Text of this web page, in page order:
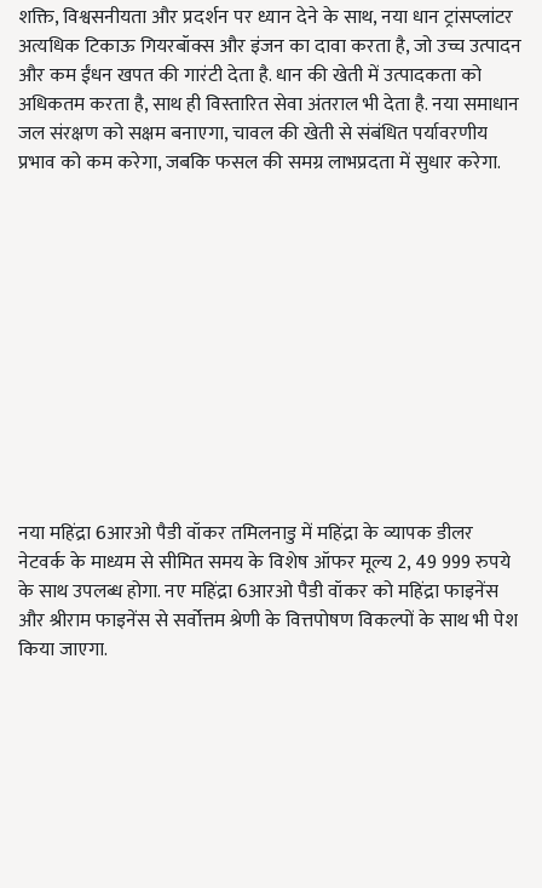
शक्ति, विश्वसनीयता और प्रदर्शन पर ध्यान देने के साथ, नया धान ट्रांसप्लांटर
अत्यधिक टिकाऊ गियरबॉक्स और इंजन का दावा करता है, जो उच्च उत्पादन
और कम ईंधन खपत की गारंटी देता है. धान की खेती में उत्पादकता को
अधिकतम करता है, साथ ही विस्तारित सेवा अंतराल भी देता है. नया समाधान
जल संरक्षण को सक्षम बनाएगा, चावल की खेती से संबंधित पर्यावरणीय
प्रभाव को कम करेगा, जबकि फसल की समग्र लाभप्रदता में सुधार करेगा.
नया महिंद्रा 6आरओ पैडी वॉकर तमिलनाडु में महिंद्रा के व्यापक डीलर
नेटवर्क के माध्यम से सीमित समय के विशेष ऑफर मूल्य 2, 49 999 रुपये
के साथ उपलब्ध होगा. नए महिंद्रा 6आरओ पैडी वॉकर को महिंद्रा फाइनेंस
और श्रीराम फाइनेंस से सर्वोत्तम श्रेणी के वित्तपोषण विकल्पों के साथ भी पेश
किया जाएगा.